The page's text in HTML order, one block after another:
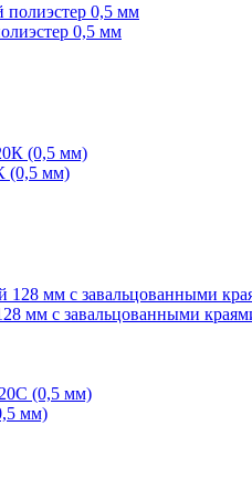
0,5 мм
(0,5 мм)
мм с завальцованными
мм)